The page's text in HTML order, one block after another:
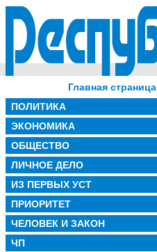
Главная страница
ПОЛИТИКА
ЭКОНОМИКА
ОБЩЕСТВО
ЛИЧНОЕ ДЕЛО
ИЗ ПЕРВЫХ УСТ
ПРИОРИТЕТ
ЧЕЛОВЕК И ЗАКОН
ЧП